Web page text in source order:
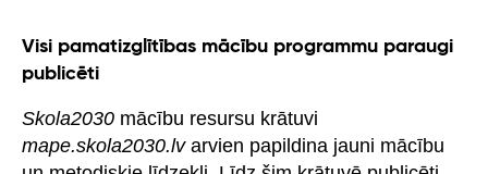
Visi pamatizglītības mācību programmu paraugi
publicēti
Skola2030 mācību resursu krātuvi
mape.skola2030.lvarvien papildina jauni mācību